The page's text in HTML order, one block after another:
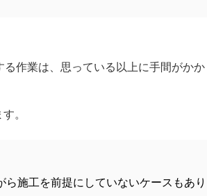
作業は、思っている以上に手間がか
。
施工を前提にしていないケースもあり